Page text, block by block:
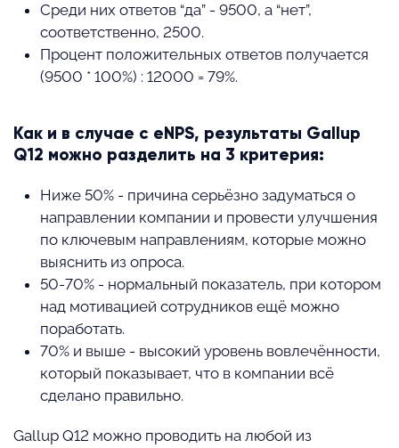
Среди них ответов “да” - 9500, а “нет”,
соответственно, 2500.
Процент положительных ответов получается
(9500 * 100%) : 12000 = 79%.
Как и в случае с eNPS, результаты Gallup
Q12 можно разделить на 3 критерия:
Ниже 50% - причина серьёзно задуматься о
направлении компании и провести улучшения
по ключевым направлениям, которые можно
выяснить из опроса.
50-70% - нормальный показатель, при котором
над мотивацией сотрудников ещё можно
поработать.
70% и выше - высокий уровень вовлечённости,
который показывает, что в компании всё
сделано правильно.
Gallup Q12 можно проводить на любой из